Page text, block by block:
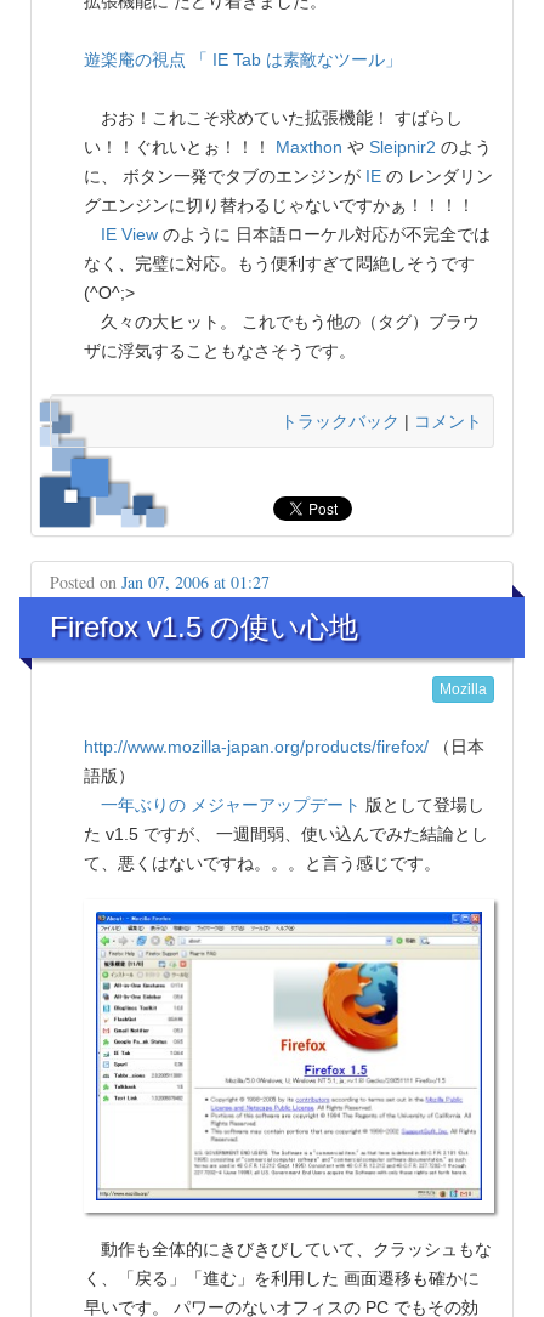
遊楽庵の視点 「 IE Tab は素敵なツール」
おお！これこそ求めていた拡張機能！ すばらし
い！！ぐれいとぉ！！！ Maxthon や Sleipnir2 のよう
に、 ボタン一発でタブのエンジンが IE の レンダリン
グエンジンに切り替わるじゃないですかぁ！！！！
IE View のように 日本語ローケル対応が不完全では
なく、完璧に対応。もう便利すぎて悶絶しそうです
(^O^;>
久々の大ヒット。 これでもう他の（タグ）ブラウ
ザに浮気することもなさそうです。
トラックバック | コメント
Posted on Jan 07, 2006 at 01:27
Firefox v1.5 の使い心地
Mozilla
http://www.mozilla-japan.org/products/firefox/ （日本
語版）
一年ぶりの メジャーアップデート 版として登場し
た v1.5 ですが、 一週間弱、使い込んでみた結論とし
て、悪くはないですね。。。と言う感じです。
動作も全体的にきびきびしていて、クラッシュもな
く、「戻る」「進む」を利用した 画面遷移も確かに
早いです。 パワーのないオフィスの PC でもその効